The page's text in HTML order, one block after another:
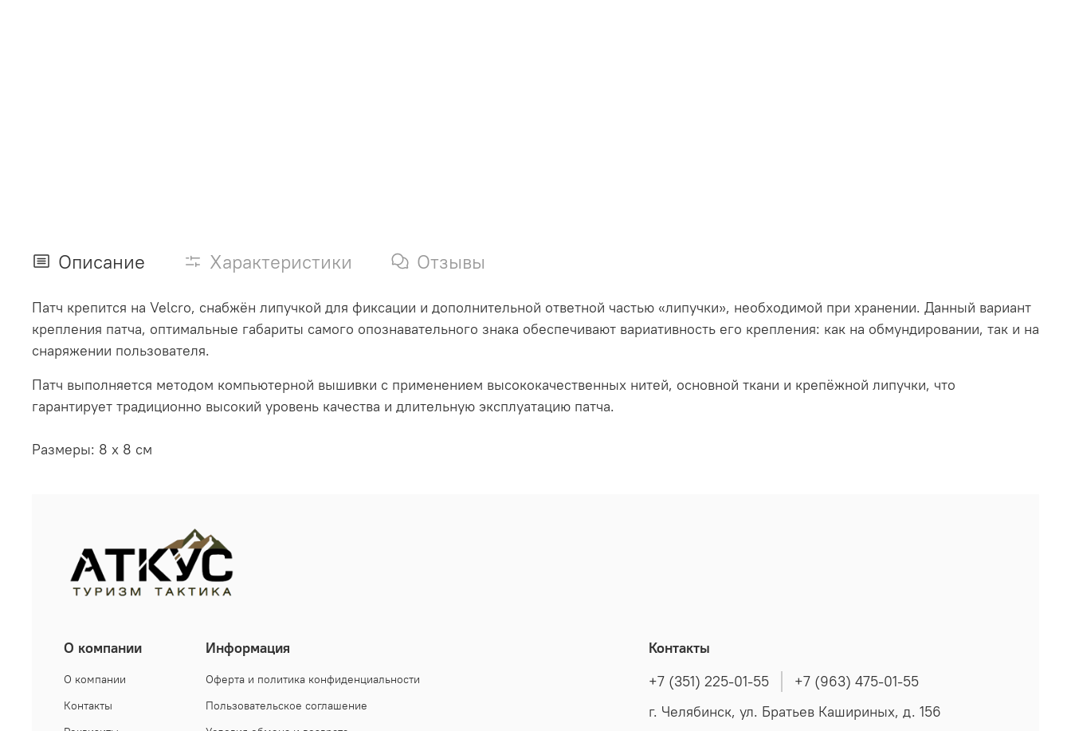
Описание Характеристики Отзывы
Патч крепится на Velcro, снабжён липучкой для фиксации и дополнительной ответной частью «липучки», необходимой при хранении. Данный вариант
крепления патча, оптимальные габариты самого опознавательного знака обеспечивают вариативность его крепления: как на обмундировании, так и на
снаряжении пользователя.
Патч выполняется методом компьютерной вышивки с применением высококачественных нитей, основной ткани и крепёжной липучки, что
гарантирует традиционно высокий уровень качества и длительную эксплуатацию патча.
Размеры: 8 x 8 см
О компании
О компании
Контакты
Информация
Оферта и политика конфиденциальности
Пользовательское соглашение
Контакты
+7 (351) 225-01-55
+7 (963) 475-01-55
г. Челябинск, ул. Братьев Кашириных, д. 156